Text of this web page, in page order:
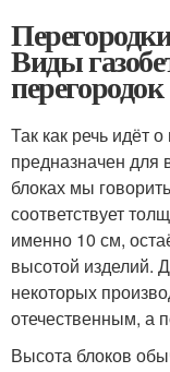
Виды
перегородок
Так как речь идёт
предназначен для
блоках мы
соответствует
именно 10 см,
высотой изделий.
некоторых
отечественным, а
Высота блоков